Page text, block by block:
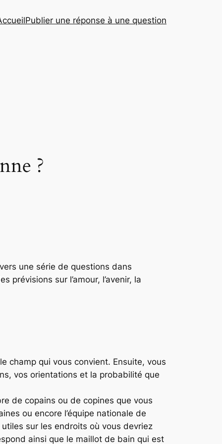
Publier une réponse à une question
?
une série de questions dans
prévisions sur l’amour, l’avenir, la
champ qui vous convient. Ensuite, vous
vos orientations et la probabilité que
de copains ou de copines que vous
ou encore l’équipe nationale de
sur les endroits où vous devriez
ainsi que le maillot de bain qui est